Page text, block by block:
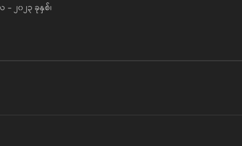
၂၀၂၃ ခုနှစ်၊